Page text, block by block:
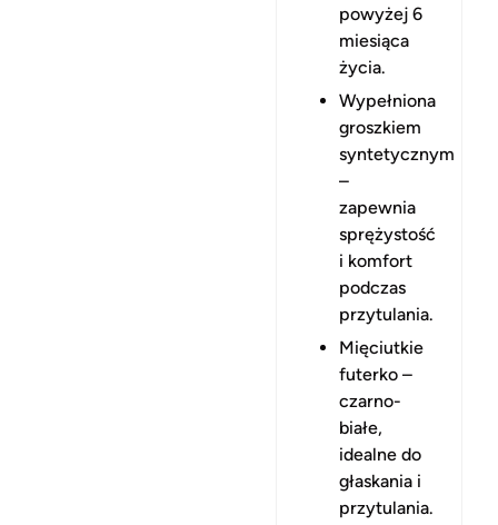
powyżej 6
miesiąca
życia.
Wypełniona
groszkiem
syntetycznym
–
zapewnia
sprężystość
i komfort
podczas
przytulania.
Mięciutkie
futerko –
czarno-
białe,
idealne do
głaskania i
przytulania.